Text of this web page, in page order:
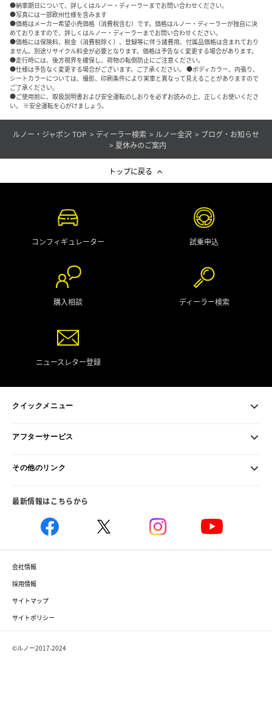
●納車期日について、詳しくはルノー・ディーラーまでお問い合わせください。
●写真には一部欧州仕様を含みます
●価格はメーカー希望小売価格（消費税含む）です。価格はルノー・ディーラーが独自に決
めておりますので、詳しくはルノー・ディーラーまでお問い合わせください。
●価格には保険料、税金（消費税除く）、登録等に伴う諸費用、付属品価格は含まれており
ません。別途リサイクル料金が必要となります。価格は予告なく変更する場合があります。
●走行時には、後方視界を確保し、荷物の転倒防止にご注意ください。
●仕様は予告なく変更する場合がございます。ご了承ください。 ●ボディカラー、内張り、
シートカラーについては、撮影、印刷条件により実車と異なって見えることがありますので
ご了承ください。
●ご使用前に、取扱説明書および安全運転のしおりを必ずお読みの上、正しくお使いくださ
い。 ※安全運転を心がけましょう。
ルノー・ジャポン TOP ディーラー検索 ルノー金沢
ブログ・お知らせ
夏休みのご案内
トップに戻る
コンフィギュレーター 試乗申込
購入相談 ディーラー検索
ニュースレター登録
クイックメニュー
アフターサービス
その他のリンク
最新情報はこちらから
会社情報
採用情報
サイトマップ
サイトポリシー
©ルノー2017-2024